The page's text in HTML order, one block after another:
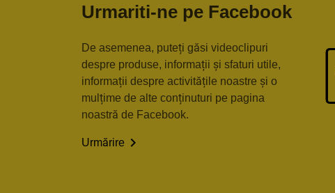
Urmariti-ne pe Facebook
De asemenea, puteți găsi videoclipuri
despre produse, informații și sfaturi utile,
informații despre activitățile noastre și o
mulțime de alte conținuturi pe pagina
noastră de Facebook.
Urmărire 